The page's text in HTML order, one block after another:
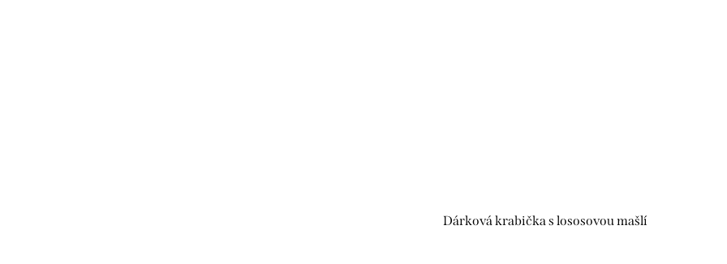
Dárková krabička s lososovou mašlí